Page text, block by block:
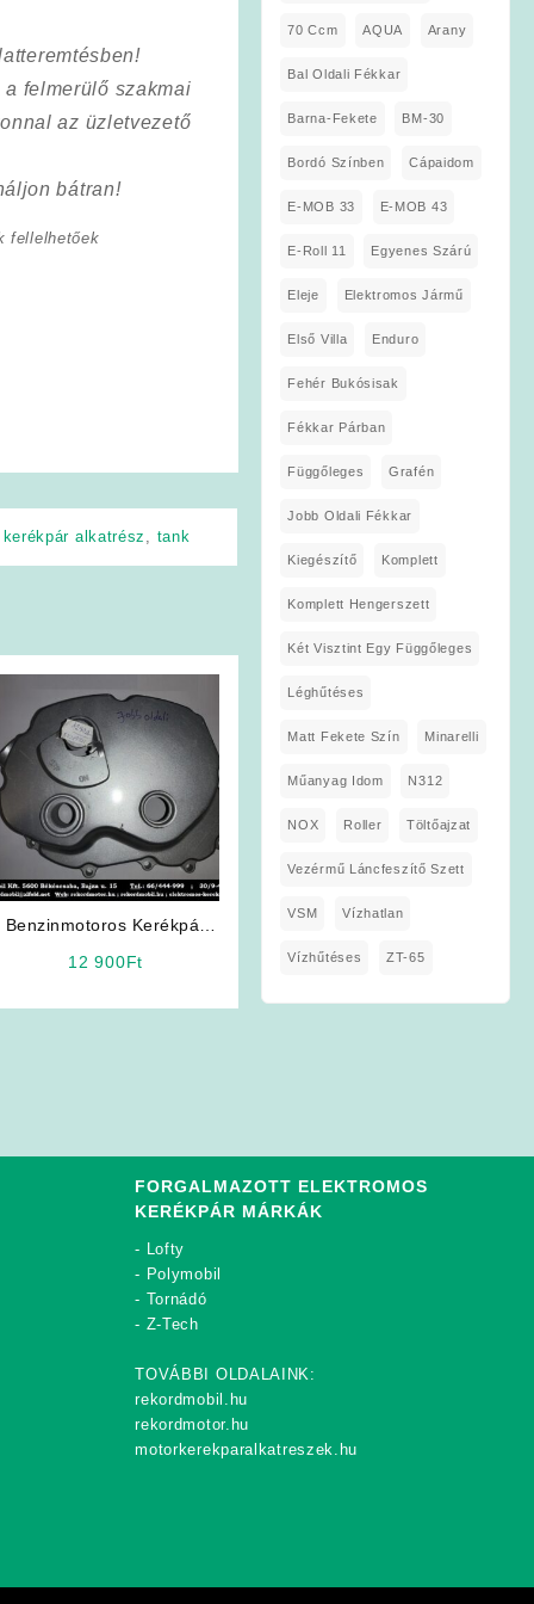
felmerülő szakmai
az üzletvezető
bátran!
fellelhetőek
alkatrész tank
Benzinmotoros Kerékpár
12 900Ft
70 Ccm AQUA Arany
Bal Oldali Fékkar
Barna-Fekete BM-30
Bordó Színben Cápaidom
E-MOB 33 E-MOB 43
E-Roll 11 Egyenes Szárú
Eleje Elektromos Jármű
Első Villa Enduro
Fehér Bukósisak
Fékkar Párban
Függőleges Grafén
Jobb Oldali Fékkar
Kiegészítő Komplett
Komplett Hengerszett
Két Visztint Egy Függőleges
Léghűtéses
Matt Fekete Szín Minarelli
Műanyag Idom N312
NOX Roller Töltőajzat
Vezérmű Láncfeszítő Szett
VSM Vízhatlan
Vízhűtéses ZT-65
FORGALMAZOTT ELEKTROMOS
KERÉKPÁR MÁRKÁK
- Lofty
- Polymobil
- Tornádó
- Z-Tech
TOVÁBBI OLDALAINK:
rekordmobil.hu
rekordmotor.hu
motorkerekparalkatreszek.hu